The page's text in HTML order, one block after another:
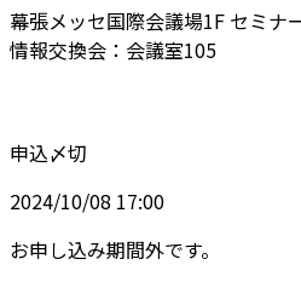
幕張メッセ国際会議場1F セミナ
情報交換会：会議室105
申込〆切
2024/10/08 17:00
お申し込み期間外です。